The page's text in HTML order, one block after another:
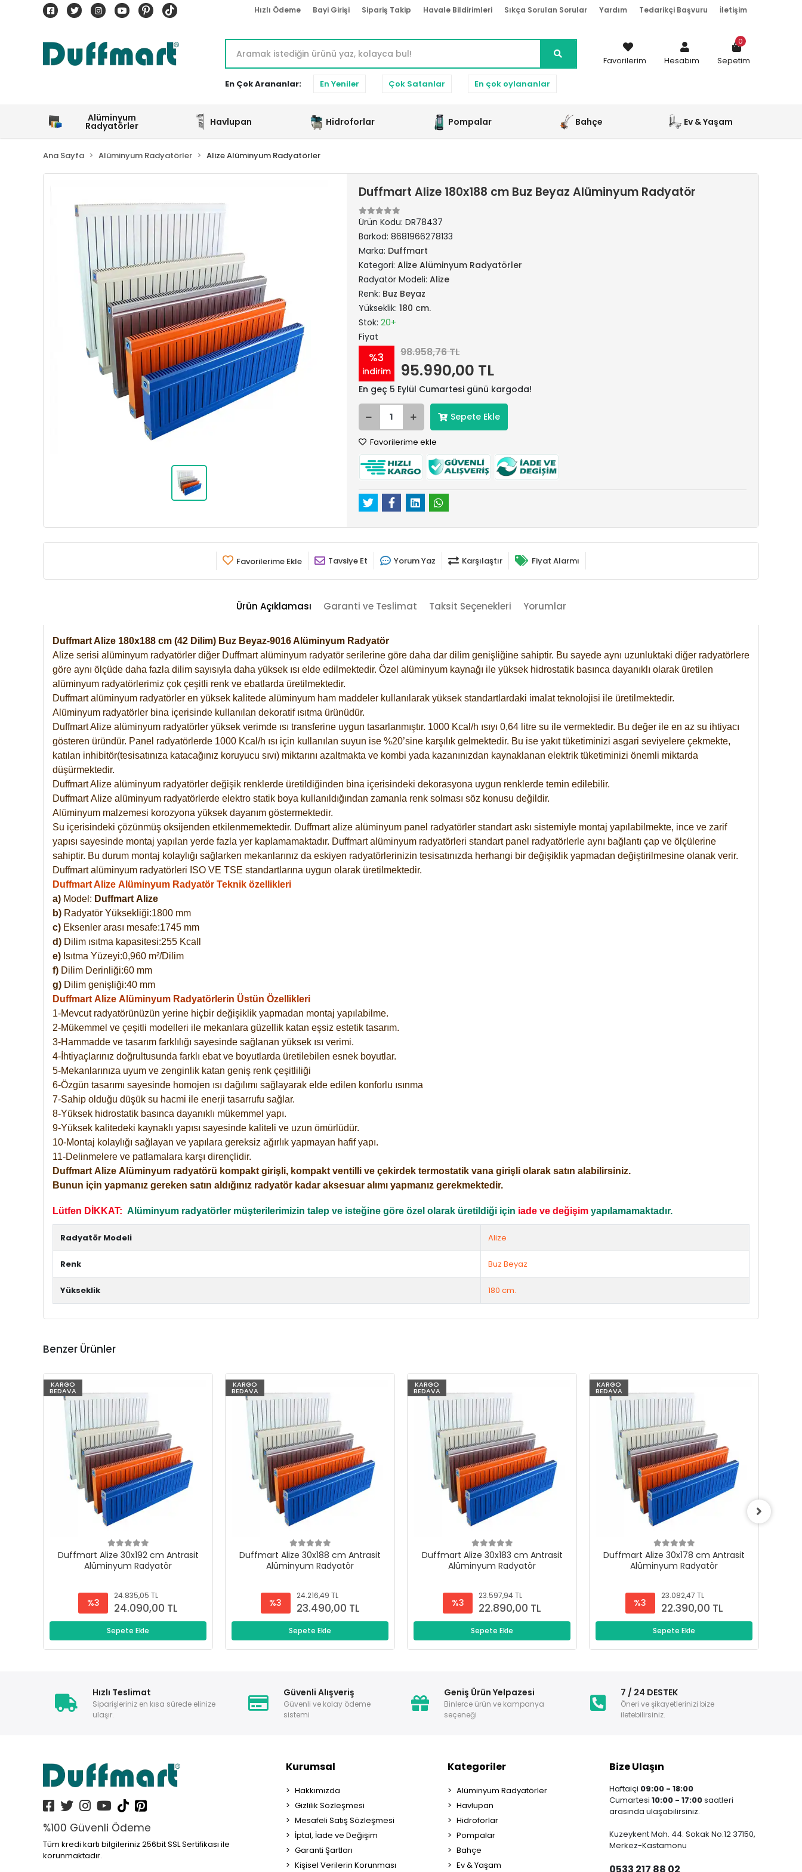
Hızlı Ödeme Bayi Girişi Sipariş Takip Havale Bildirimleri Sıkça Sorulan Sorular Yardım Tedarikçi Başvuru İletişim
En Çok Arananlar: En Yeniler Çok Satanlar En çok oylananlar
Favorilerim Hesabım Sepetim
0
Alüminyum
Radyatörler Havlupan Hidroforlar Pompalar Bahçe Ev & Yaşam
Ana Sayfa Alüminyum Radyatörler Alize Alüminyum Radyatörler
Duffmart Alize 180x188 cm Buz Beyaz Alüminyum Radyatör
Ürün Kodu: DR78437
Barkod: 8681966278133
Marka: Duffmart
Kategori: Alize Alüminyum Radyatörler
Radyatör Modeli: Alize
Renk: Buz Beyaz
Yükseklik: 180 cm.
Stok: 20+
Fiyat
%3
indirim
98.958,76 TL
95.990,00 TL
En geç 5 Eylül Cumartesi günü kargoda!
Sepete Ekle
Favorilerime ekle
Favorilerime Ekle Tavsiye Et Yorum Yaz Karşılaştır Fiyat Alarmı
Ürün Açıklaması Garanti ve Teslimat Taksit Seçenekleri Yorumlar
Duffmart Alize 180x188 cm (42 Dilim) Buz Beyaz-9016 Alüminyum Radyatör
Alize serisi alüminyum radyatörler diğer Duffmart alüminyum radyatör serilerine göre daha dar dilim genişliğine sahiptir. Bu sayede aynı uzunluktaki diğer radyatörlere
göre aynı ölçüde daha fazla dilim sayısıyla daha yüksek ısı elde edilmektedir. Özel alüminyum kaynağı ile yüksek hidrostatik basınca dayanıklı olarak üretilen
alüminyum radyatörlerimiz çok çeşitli renk ve ebatlarda üretilmektedir.
Duffmart alüminyum radyatörler en yüksek kalitede alüminyum ham maddeler kullanılarak yüksek standartlardaki imalat teknolojisi ile üretilmektedir.
Alüminyum radyatörler bina içerisinde kullanılan dekoratif ısıtma ürünüdür.
Duffmart Alize alüminyum radyatörler yüksek verimde ısı transferine uygun tasarlanmıştır. 1000 Kcal/h ısıyı 0,64 litre su ile vermektedir. Bu değer ile en az su ihtiyacı
gösteren üründür. Panel radyatörlerde 1000 Kcal/h ısı için kullanılan suyun ise %20’sine karşılık gelmektedir. Bu ise yakıt tüketiminizi asgari seviyelere çekmekte,
katılan inhibitör(tesisatınıza katacağınız koruyucu sıvı) miktarını azaltmakta ve kombi yada kazanınızdan kaynaklanan elektrik tüketiminizi önemli miktarda
düşürmektedir.
Duffmart Alize alüminyum radyatörler değişik renklerde üretildiğinden bina içerisindeki dekorasyona uygun renklerde temin edilebilir.
DuffmartAlize alüminyum radyatörlerde elektro statik boya kullanıldığından zamanla renk solması söz konusu değildir.
Alüminyum malzemesi korozyona yüksek dayanım göstermektedir.
Su içerisindeki çözünmüş oksijenden etkilenmemektedir. Duffmart alize alüminyum panel radyatörler standart askı sistemiyle montaj yapılabilmekte, ince ve zarif
yapısı sayesinde montaj yapılan yerde fazla yer kaplamamaktadır. Duffmart alüminyum radyatörleri standart panel radyatörlerle aynı bağlantı çap ve ölçülerine
sahiptir. Bu durum montaj kolaylığı sağlarken mekanlarınız da eskiyen radyatörlerinizin tesisatınızda herhangi bir değişiklik yapmadan değiştirilmesine olanak verir.
Duffmart alüminyum radyatörleri ISO VE TSE standartlarına uygun olarak üretilmektedir.
Duffmart Alize Alüminyum Radyatör Teknik özellikleri
a) Model: Duffmart Alize
b) Radyatör Yüksekliği:1800 mm
c) Eksenler arası mesafe:1745 mm
d) Dilim ısıtma kapasitesi:255 Kcall
e) Isıtma Yüzeyi:0,960 m²/Dilim
f) Dilim Derinliği:60 mm
g) Dilim genişliği:40 mm
Duffmart Alize Alüminyum Radyatörlerin Üstün Özellikleri
1-Mevcut radyatörünüzün yerine hiçbir değişiklik yapmadan montaj yapılabilme.
2-Mükemmel ve çeşitli modelleri ile mekanlara güzellik katan eşsiz estetik tasarım.
3-Hammadde ve tasarım farklılığı sayesinde sağlanan yüksek ısı verimi.
4-İhtiyaçlarınız doğrultusunda farklı ebat ve boyutlarda üretilebilen esnek boyutlar.
5-Mekanlarınıza uyum ve zenginlik katan geniş renk çeşitliliği
6-Özgün tasarımı sayesinde homojen ısı dağılımı sağlayarak elde edilen konforlu ısınma
7-Sahip olduğu düşük su hacmi ile enerji tasarrufu sağlar.
8-Yüksek hidrostatik basınca dayanıklı mükemmel yapı.
9-Yüksek kalitedeki kaynaklı yapısı sayesinde kaliteli ve uzun ömürlüdür.
10-Montaj kolaylığı sağlayan ve yapılara gereksiz ağırlık yapmayan hafif yapı.
11-Delinmelere ve patlamalara karşı dirençlidir.
Duffmart Alize Alüminyum radyatörü kompakt girişli, kompakt ventilli ve çekirdek termostatik vana girişli olarak satın alabilirsiniz.
Bunun için yapmanız gereken satın aldığınız radyatör kadar aksesuar alımı yapmanız gerekmektedir.
Lütfen DİKKAT: Alüminyum radyatörler müşterilerimizin talep ve isteğine göre özel olarak üretildiği için iade ve değişim yapılamamaktadır.
Radyatör Modeli Alize
Renk Buz Beyaz
Yükseklik 180 cm.
Benzer Ürünler
KARGO
BEDAVA
Duffmart Alize 30x192 cm Antrasit
Alüminyum Radyatör
%3
24.835,05 TL
24.090,00 TL
Sepete Ekle
KARGO
BEDAVA
Duffmart Alize 30x188 cm Antrasit
Alüminyum Radyatör
%3
24.216,49 TL
23.490,00 TL
Sepete Ekle
KARGO
BEDAVA
Duffmart Alize 30x183 cm Antrasit
Alüminyum Radyatör
%3
23.597,94 TL
22.890,00 TL
Sepete Ekle
KARGO
BEDAVA
Duffmart Alize 30x178 cm Antrasit
Alüminyum Radyatör
%3
23.082,47 TL
22.390,00 TL
Sepete Ekle
Hızlı Teslimat
Siparişleriniz en kısa sürede elinize
ulaşır.
Güvenli Alışveriş
Güvenli ve kolay ödeme
sistemi
Geniş Ürün Yelpazesi
Binlerce ürün ve kampanya
seçeneği
7 / 24 DESTEK
Öneri ve şikayetlerinizi bize
iletebilirsiniz.
%100 Güvenli Ödeme
Tüm kredi kartı bilgileriniz 256bit SSL Sertifikası ile
korunmaktadır.
Kurumsal
Hakkımızda
Gizlilik Sözleşmesi
Mesafeli Satış Sözleşmesi
İptal, İade ve Değişim
Garanti Şartları
Kişisel Verilerin Korunması
Kategoriler
Alüminyum Radyatörler
Havlupan
Hidroforlar
Pompalar
Bahçe
Ev & Yaşam
Bize Ulaşın
Haftaiçi 09:00 - 18:00
Cumartesi 10:00 - 17:00saatleri
arasında ulaşabilirsiniz.
Kuzeykent Mah. 44. Sokak No:12 37150,
Merkez-Kastamonu